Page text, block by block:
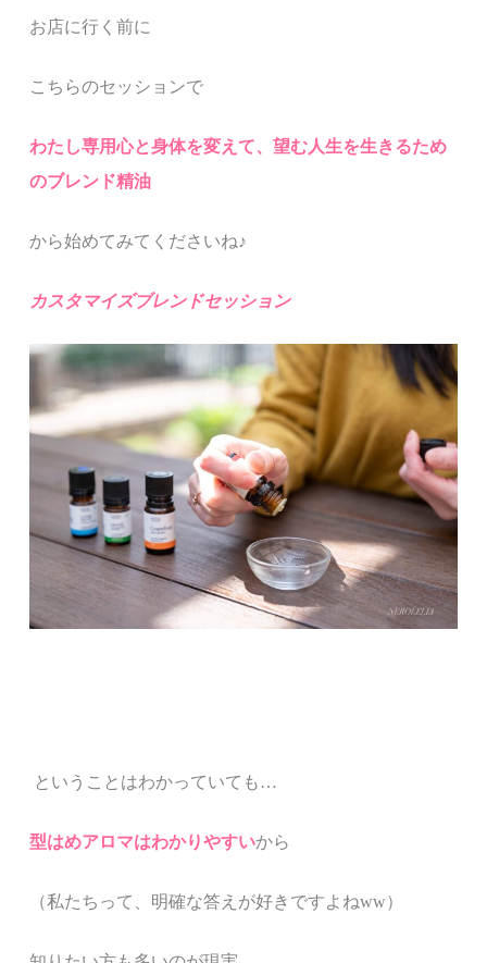
お店に行く前に
こちらのセッションで
わたし専用心と身体を変えて、望む人生を生きるため
のブレンド精油
から始めてみてくださいね♪
カスタマイズブレンドセッション
ということはわかっていても …
型はめアロマはわかりやすいから
（私たちって、明確な答えが好きですよねww）